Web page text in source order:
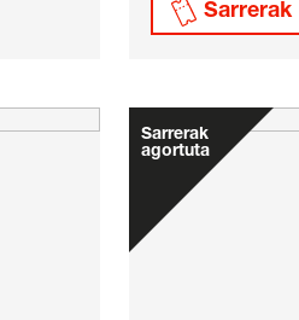
Sarrerak
Sarrerak
agortuta